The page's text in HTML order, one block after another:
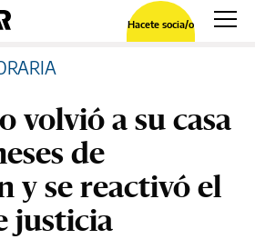
Hacete socia/o
volvió a su casa
de
y se reactivó el
justicia